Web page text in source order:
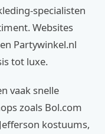
specialisten
Websites
Partywinkel.nl
tot luxe.
vaak snelle
zoals Bol.com
kostuums,